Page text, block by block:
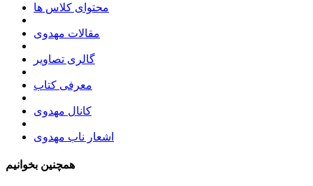
محتوای کلاس ها
مقالات مهدوی
گالری تصاویر
معرفی کتاب
کانال مهدوی
اشعار ناب مهدوی
همچنین بخوانیم